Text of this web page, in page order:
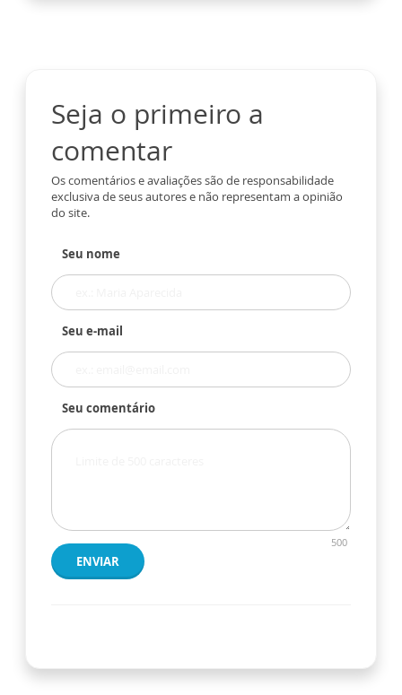
Seja o primeiro a
comentar
Os comentários e avaliações são de responsabilidade
exclusiva de seus autores e não representam a opinião
do site.
Seu nome
Seu e-mail
Seu comentário
500
ENVIAR